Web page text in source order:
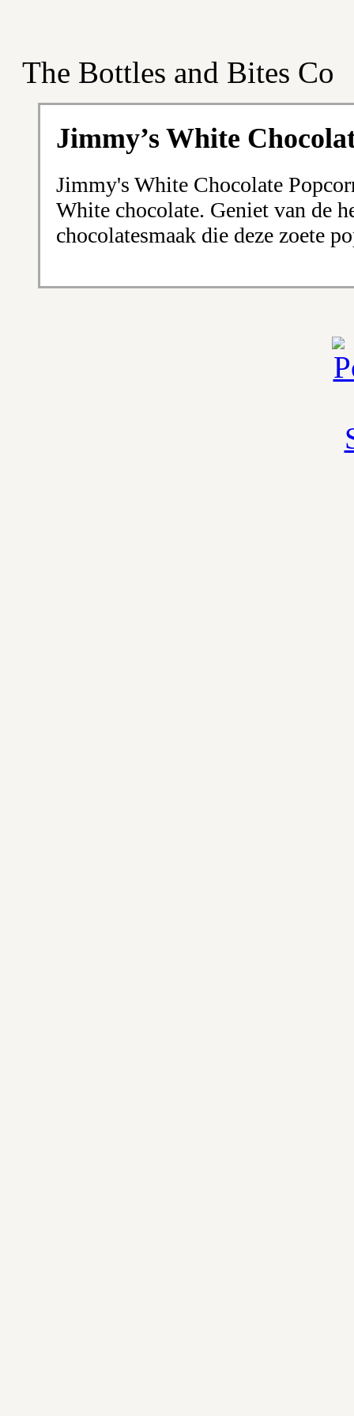
The Bottles and Bites Co
Jimmy’s White
Jimmy's White Chocolate
White chocolate. Geniet van de
chocolatesmaak die deze zoete